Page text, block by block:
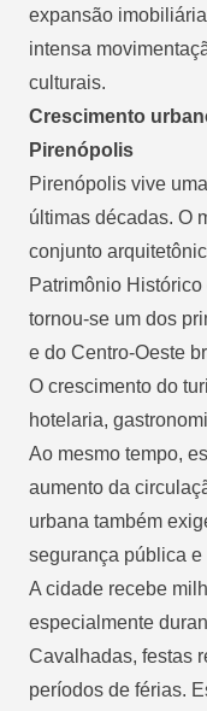
expansão
intensa
culturais.
Crescimento
Pirenópolis
Pirenópolis vive
últimas décadas. O
conjunto
Patrimônio
tornou-se um dos
e do Centro-Oeste
O crescimento do
hotelaria,
Ao mesmo tempo,
aumento da
urbana também
segurança pública e
A cidade recebe
especialmente
Cavalhadas, festas
períodos de férias.